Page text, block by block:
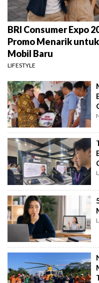
BRI Consumer Expo
Promo Menarik
Mobil Baru
LIFESTYLE